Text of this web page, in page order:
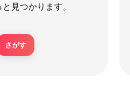
見つかります。
さがす